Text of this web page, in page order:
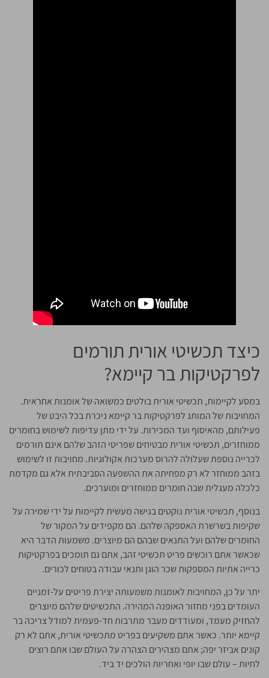
כיצד תכשיטי אורית תורמים
לפרקטיקות בר קיימא?
במסע לקיימות, תכשיטי אורית בולטים כמשואה של אומנות אחראית.
המחויבות של המותג לפרקטיקות בר קיימא ניכרת בכל היבט של
פעילותם, מהאיסוף ועד המכירות. על ידי מתן עדיפות לשימוש בחומרים
ממוחזרים, תכשיטי אורית מבטיחים שפריטי הזהב שלהם אינם תורמים
לכרייה נוספת שעלולה להרוס מערכות אקולוגיות. מחויבות זו לשימוש
בזהב ממוחזר לא רק מפחיתה את ההשפעה הסביבתית אלא גם מקדמת
כלכלה מעגלית שבה חומרים ממוחזרים ומוערכים.
בנוסף, תכשיטי אורית נוקטים בגישה מעשית לקיימות על ידי שמירה על
שקיפות בשרשרת האספקה שלהם. הם מקפידים על המקור של
החומרים שלהם ועל התנאים שבהם הם מיוצרים. משמעות הדבר היא
שכאשר אתם רוכשים פריט תכשיטי זהב, אתם גם תומכים בפרקטיקות
כרייה אתיות המספקות שכר הוגן ותנאי עבודה בטוחים לכורים.
יתר על כן, המחויבות לאומנות משמעותה יצירת פריטים על-זמניים
העומדים בפני מחזור האופנה המהירה. התכשיטים שלהם מיוצרים
להחזיק מעמד, ומעודדים מעבר מתרבות חד-פעמית למודל צריכה בר
קיימא יותר. כאשר אתם משקיעים בפריט מתכשיטי אורית, אתם לא רק
קונים אביזר יפה; אתם מצהירים הצהרה על העולם שבו אתם רוצים
לחיות – עולם שבו יופי ואחריות הולכים יד ביד.